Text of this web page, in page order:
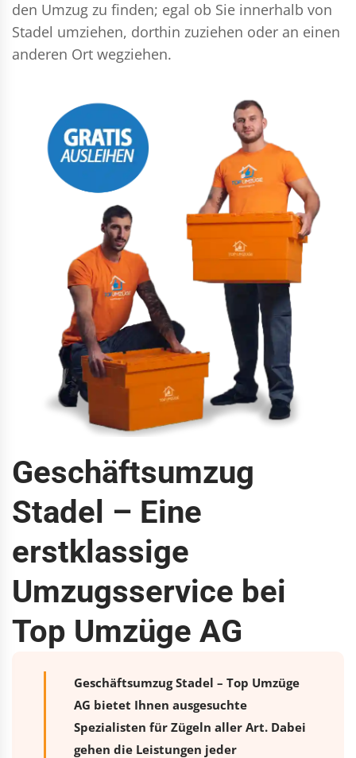
den Umzug zu finden; egal ob Sie innerhalb von
Stadel umziehen, dorthin zuziehen oder an einen
anderen Ort wegziehen.
Geschäftsumzug
Stadel – Eine
erstklassige
Umzugsservice bei
Top Umzüge AG
Geschäftsumzug Stadel – Top Umzüge
AG bietet Ihnen ausgesuchte
Spezialisten für Zügeln aller Art. Dabei
gehen die Leistungen jeder